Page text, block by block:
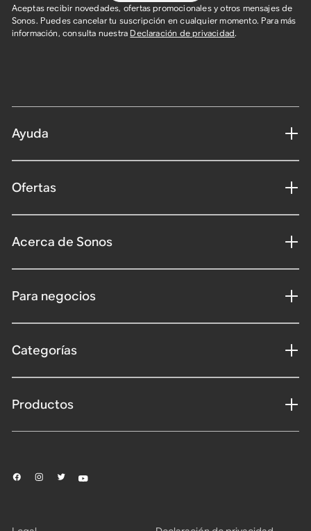
Aceptas recibir novedades, ofertas promocionales y otros mensajes de
Sonos. Puedes cancelar tu suscripción en cualquier momento. Para más
información, consulta nuestra Declaración de privacidad.​
Ayuda
Ofertas
Acerca de Sonos
Para negocios
Categorías
Productos